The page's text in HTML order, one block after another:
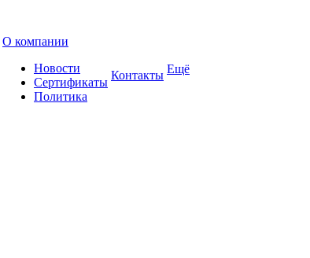
О компании
Новости
Сертификаты
Политика
Контакты Ещё